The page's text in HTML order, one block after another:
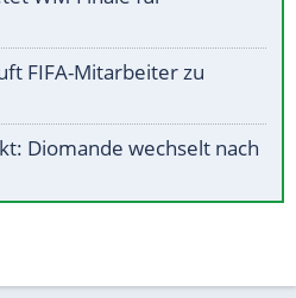
FIFA-Mitarbeiter zu
Diomande wechselt nach